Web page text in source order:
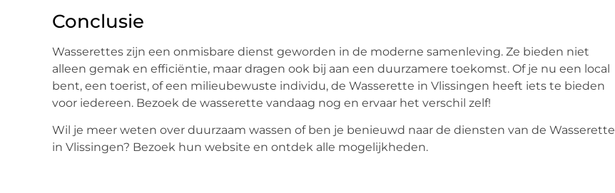
Conclusie
Wasserettes zijn een onmisbare dienst geworden in de moderne samenleving. Ze bieden niet
alleen gemak en efficiëntie, maar dragen ook bij aan een duurzamere toekomst. Of je nu een local
bent, een toerist, of een milieubewuste individu, de Wasserette in Vlissingen heeft iets te bieden
voor iedereen. Bezoek de wasserette vandaag nog en ervaar het verschil zelf!
Wil je meer weten over duurzaam wassen of ben je benieuwd naar de diensten van de Wasserette
in Vlissingen? Bezoek hun website en ontdek alle mogelijkheden.